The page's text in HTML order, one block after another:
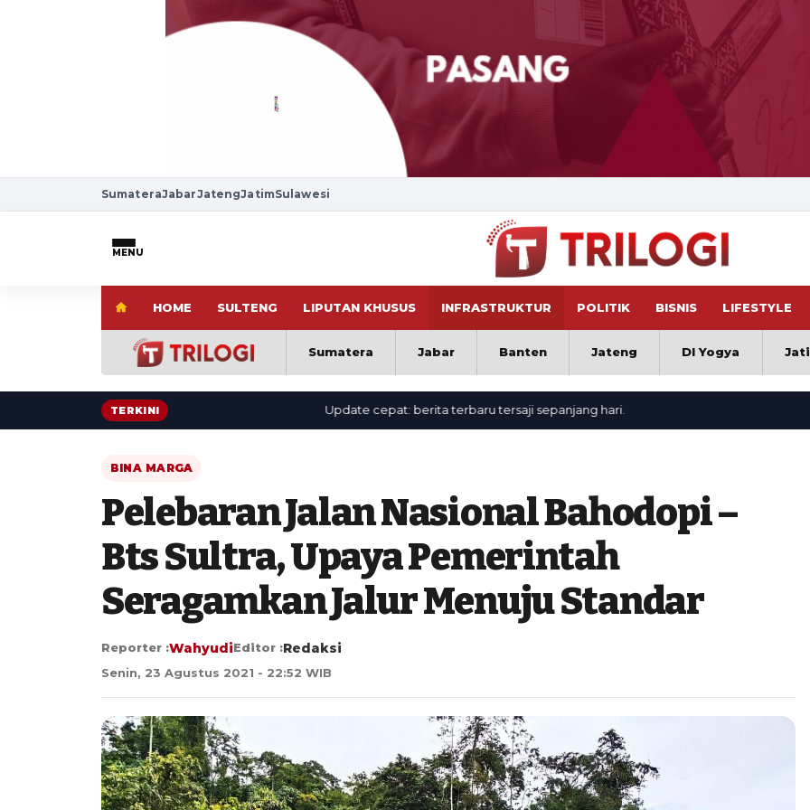
SumateraJabarJatengJatimSulawesi
MENU
HOME SULTENG LIPUTAN KHUSUS INFRASTRUKTUR POLITIK BISNIS LIFESTYLE
Sumatera Jabar Banten Jateng DI Yogya
TERKINI Update cepat: berita terbaru tersaji sepanjang hari.
BINA MARGA
Pelebaran Jalan Nasional Bahodopi –
Bts Sultra, Upaya Pemerintah
Seragamkan Jalur Menuju Standar
Reporter :WahyudiEditor :Redaksi
Senin, 23 Agustus 2021 - 22:52 WIB